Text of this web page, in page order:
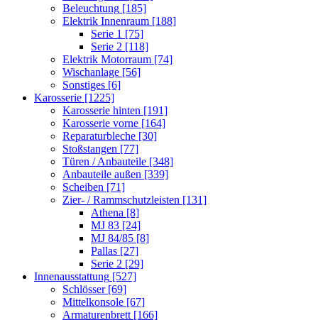
Beleuchtung [185]
Elektrik Innenraum [188]
Serie 1 [75]
Serie 2 [118]
Elektrik Motorraum [74]
Wischanlage [56]
Sonstiges [6]
Karosserie [1225]
Karosserie hinten [191]
Karosserie vorne [164]
Reparaturbleche [30]
Stoßstangen [77]
Türen / Anbauteile [348]
Anbauteile außen [339]
Scheiben [71]
Zier- / Rammschutzleisten [131]
Athena [8]
MJ 83 [24]
MJ 84/85 [8]
Pallas [27]
Serie 2 [29]
Innenausstattung [527]
Schlösser [69]
Mittelkonsole [67]
Armaturenbrett [166]